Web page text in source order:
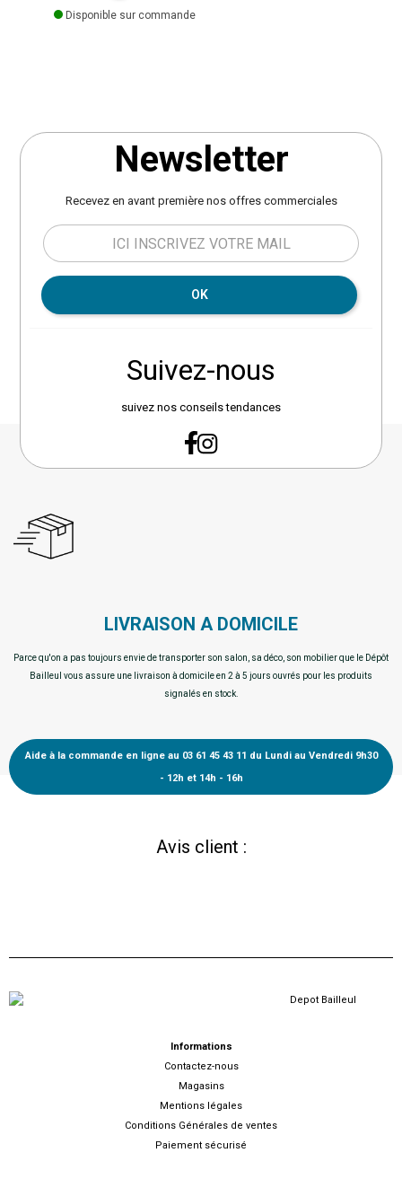
minimaliste. Grâce à sa
tête orientable
vous permet de diriger la lumière selon vos besoins. Idéale
15 cm. Poids : 0,25 kg. Matière : métal. Marque :
Disponible sur commande
Newsletter
Recevez en avant première nos offres commerciales
OK
Suivez-nous
suivez nos conseils tendances
LIVRAISON A DOMICILE
Parce qu'on a pas toujours envie de transporter son salon, sa déco, son mobilier que le Dépôt
Bailleul vous assure une livraison à domicile en 2 à 5 jours ouvrés pour les produits
signalés en stock.
Aide à la commande en ligne au 03 61 45 43 11 du Lundi au Vendredi 9h30
- 12h et 14h - 16h
Avis client :
Informations
Contactez-nous
Magasins
Mentions légales
Conditions Générales de ventes
Paiement sécurisé